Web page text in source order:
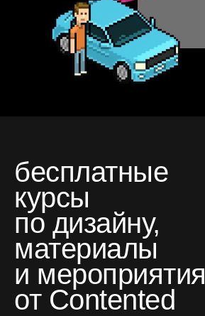
бесплатные
курсы
по дизайну,
материалы
и мероприятия
от Contented